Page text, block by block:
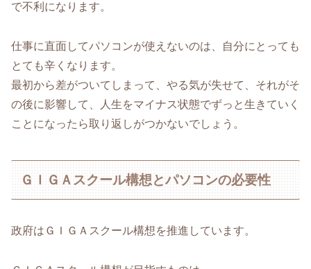
で不利になります。
仕事に直面してパソコンが使えないのは、自分にとっても
とても辛くなります。
最初から差がついてしまって、やる気が失せて、それがそ
の後に影響して、人生をマイナス状態でずっと生きていく
ことになったら取り返しがつかないでしょう。
ＧＩＧＡスクール構想とパソコンの必要性
政府はＧＩＧＡスクール構想を推進しています。